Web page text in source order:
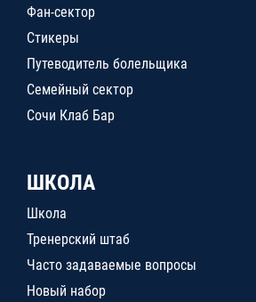
Фан-сектор
Стикеры
Путеводитель болельщика
Семейный сектор
Сочи Клаб Бар
ШКОЛА
Школа
Тренерский штаб
Часто задаваемые вопросы
Новый набор